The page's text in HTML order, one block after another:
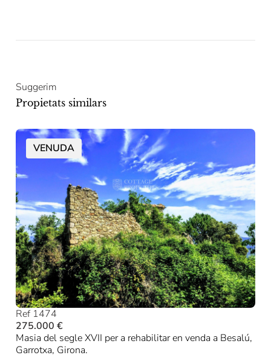
Suggerim
Propietats similars
VENUDA
Ref 1474
275.000 €
Masia del segle XVII per a rehabilitar en venda a Besalú,
Garrotxa, Girona.